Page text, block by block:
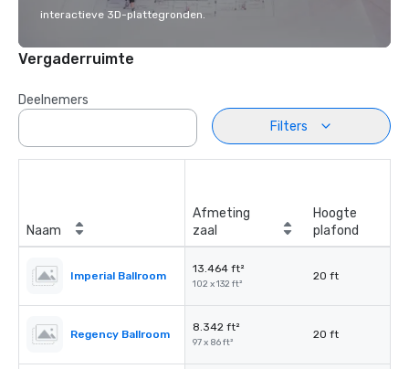
interactieve 3D-plattegronden.
Vergaderruimte
Deelnemers
Filters
Naam
Afmeting
zaal
Hoogte
plafond
Imperial Ballroom
13.464 ft²
102 x 132 ft²
20 ft
Regency Ballroom
8.342 ft²
97 x 86 ft²
20 ft